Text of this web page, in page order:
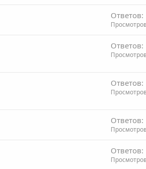
Ответов
Ответов
Ответов
Ответов
Ответов